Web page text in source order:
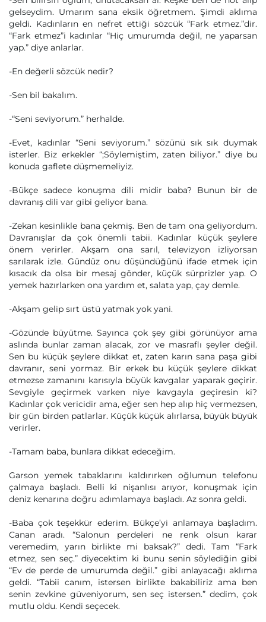
gelseydim. Umarım sana eksik öğretmem. Şimdi aklıma
geldi. Kadınların en nefret ettiği sözcük “Fark etmez.”dir.
“Fark etmez”i kadınlar “Hiç umurumda değil, ne yaparsan
yap.” diye anlarlar.
-En değerli sözcük nedir?
-Sen bil bakalım.
-“Seni seviyorum.” herhalde.
-Evet, kadınlar “Seni seviyorum.” sözünü sık sık duymak
isterler. Biz erkekler “;Söylemiştim, zaten biliyor.” diye bu
konuda gaflete düşmemeliyiz.
-Bükçe sadece konuşma dili midir baba? Bunun bir de
davranış dili var gibi geliyor bana.
-Zekan kesinlikle bana çekmiş. Ben de tam ona geliyordum.
Davranışlar da çok önemli tabii. Kadınlar küçük şeylere
önem verirler. Akşam ona sarıl, televizyon izliyorsan
sarılarak izle. Gündüz onu düşündüğünü ifade etmek için
kısacık da olsa bir mesaj gönder, küçük sürprizler yap. O
yemek hazırlarken ona yardım et, salata yap, çay demle.
-Akşam gelip sırt üstü yatmak yok yani.
-Gözünde büyütme. Sayınca çok şey gibi görünüyor ama
aslında bunlar zaman alacak, zor ve masraflı şeyler değil.
Sen bu küçük şeylere dikkat et, zaten karın sana paşa gibi
davranır, seni yormaz. Bir erkek bu küçük şeylere dikkat
etmezse zamanını karısıyla büyük kavgalar yaparak geçirir.
Sevgiyle geçirmek varken niye kavgayla geçiresin ki?
Kadınlar çok vericidir ama, eğer sen hep alıp hiç vermezsen,
bir gün birden patlarlar. Küçük küçük alırlarsa, büyük büyük
verirler.
-Tamam baba, bunlara dikkat edeceğim.
Garson yemek tabaklarını kaldırırken oğlumun telefonu
çalmaya başladı. Belli ki nişanlısı arıyor, konuşmak için
deniz kenarına doğru adımlamaya başladı. Az sonra geldi.
-Baba çok teşekkür ederim. Bükçe’yi anlamaya başladım.
Canan aradı. “Salonun perdeleri ne renk olsun karar
veremedim, yarın birlikte mi baksak?” dedi. Tam “Fark
etmez, sen seç.” diyecektim ki bunu senin söylediğin gibi
“Ev de perde de umurumda değil.” gibi anlayacağı aklıma
geldi. “Tabii canım, istersen birlikte bakabiliriz ama ben
senin zevkine güveniyorum, sen seç istersen.” dedim, çok
mutlu oldu. Kendi seçecek.